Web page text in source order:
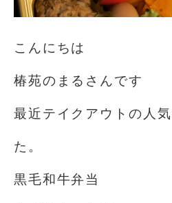
こんにちは️
椿苑のまるさんです
最近テイクアウトの人
た。
黒毛和牛弁当